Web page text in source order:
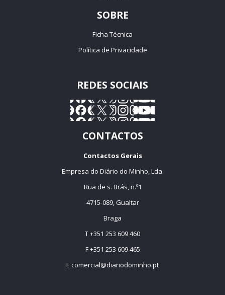
SOBRE
Ficha Técnica
Política de Privacidade
REDES SOCIAIS
CONTACTOS
Contactos Gerais
Empresa do Diário do Minho, Lda.
Rua de s. Brás, n.º1
4715-089, Gualtar
Braga
T +351 253 609 460
F +351 253 609 465
E comercial@diariodominho.pt